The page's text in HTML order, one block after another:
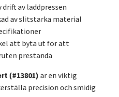
av laddpressen
av slitstarka material
att byta ut för att
prestanda
(#13801)är en viktig
precision och smidig